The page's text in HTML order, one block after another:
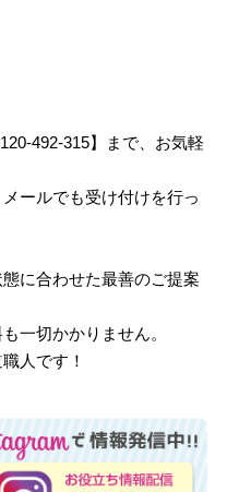
492-315】まで、お気軽
ールでも受け付けを行っ
に合わせた最善のご提案
一切かかりません。
人です！